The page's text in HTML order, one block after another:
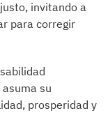
invitando a
para corregir
su
prosperidad y